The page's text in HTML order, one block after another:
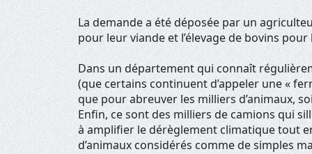
La demande a été déposée par un
pour leur viande et l’élevage de bovins
Dans un département qui connaît
(que certains continuent d’appeler une «
que pour abreuver les milliers d’animaux,
Enfin, ce sont des milliers de camions qui
à amplifier le dérèglement climatique tout
d’animaux considérés comme de simples